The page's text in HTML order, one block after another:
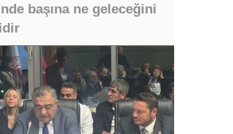
başına ne geleceğini